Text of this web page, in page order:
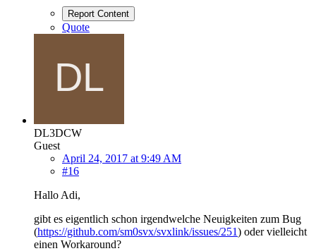
Report Content
Quote
DL3DCW
Guest
April 24, 2017 at 9:49 AM
#16
Hallo Adi,
gibt es eigentlich schon irgendwelche Neuigkeiten zum Bug
(https://github.com/sm0svx/svxlink/issues/251) oder vielleicht
einen Workaround?